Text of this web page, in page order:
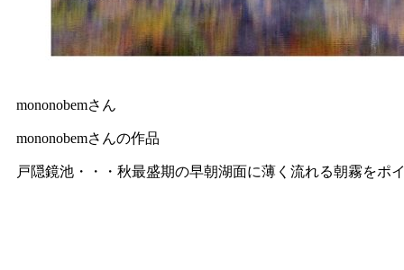
mononobemさん
mononobemさんの作品
戸隠鏡池・・・秋最盛期の早朝湖面に薄く流れる朝霧をポ